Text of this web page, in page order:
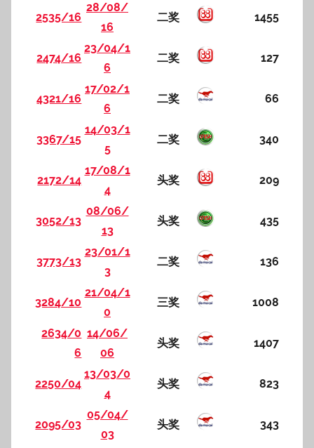
2535/16
28/08/
16
二奖 1455
2474/16
23/04/1
6
二奖 127
4321/16
17/02/1
6
二奖 66
3367/15
14/03/1
5
二奖 340
2172/14
17/08/1
4
头奖 209
3052/13
08/06/
13
头奖 435
3773/13
23/01/1
3
二奖 136
3284/10
21/04/1
0
三奖 1008
2634/0
6
14/06/
06
头奖 1407
2250/04
13/03/0
4
头奖 823
2095/03
05/04/
03
头奖 343